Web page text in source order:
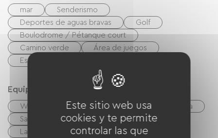
mar
Senderismo
Deportes de aguas bravas
Golf
Boulodrome / Pétanque court
Camino verde
Área de juegos
Estación termal
Equipos
Wifi gratuito TV TNT
Barbacoa
Salón de jardín
Equipo para bebés
Lavadora colectiva
Secadora colectiva
Este sitio web usa
cookies y te permite
controlar las que